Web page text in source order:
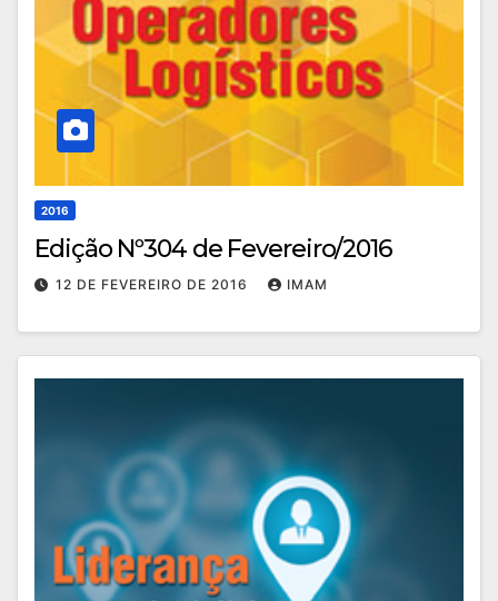
2016
Edição Nº304 de Fevereiro/2016
12 DE FEVEREIRO DE 2016 IMAM